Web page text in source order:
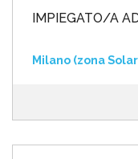
IMPIEGATO/A
Milano (zona